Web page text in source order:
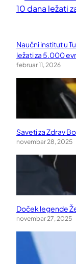
Naučni institut u
ležati za 5.000
februar 11, 2026
Saveti za Zdrav
novembar 28, 2025
Doček legende
novembar 27, 2025